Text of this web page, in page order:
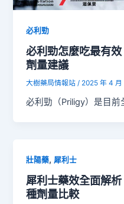
必利勁
必利勁怎麼吃最有
劑量建議
大樹藥局情報站 / 2025 年 4 月
必利勁（Priligy）是目前
壯陽藥, 犀利士
犀利士藥效全面解
種劑量比較